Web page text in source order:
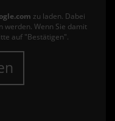
zu laden. Dabei
werden. Wenn Sie damit
auf "Bestätigen".